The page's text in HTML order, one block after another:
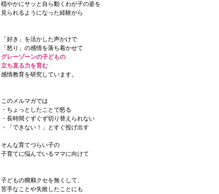
穏やかにサッと自ら動くわが子の姿を
見られるようになった経験から
「好き」を活かした声かけで
「怒り」の感情を落ち着かせて
グレーゾーンの子どもの
立ち直る力を育む
感情教育を研究しています。
このメルマガでは
・ちょっとしたことで怒る
・長時間ぐずぐず切り替えられない
・「できない！」とすぐ投げ出す
そんな育てづらい子の
子育てに悩んでいるママに向けて
子どもの癇癪クセを無くして、
苦手なことや失敗したことにも